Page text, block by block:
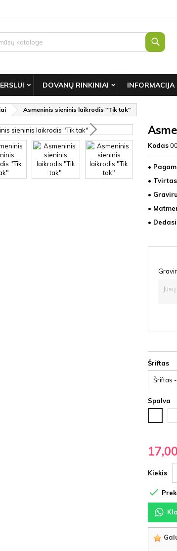
DOVANŲ RINKINIAI INFORMACIJA
Asmeninis sieninis laikrodis "Tik tak"
Kodas
•
•
•
•
•
Šriftas
Spalva
HDF
Kiekis
